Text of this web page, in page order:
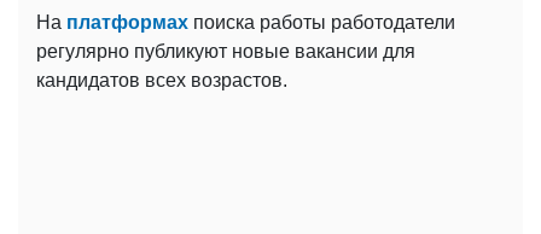
На платформах поиска работы работодатели
регулярно публикуют новые вакансии для
кандидатов всех возрастов.